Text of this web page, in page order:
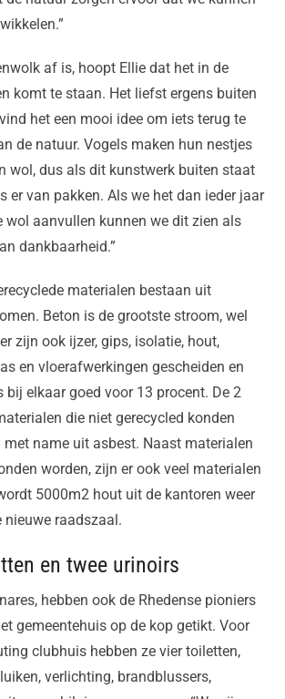
af is, hoopt Ellie dat het in de
komt te staan. Het liefst ergens buiten
het een mooi idee om iets terug te
de natuur. Vogels maken hun nestjes
wol, dus als dit kunstwerk buiten staat
er van pakken. Als we het dan ieder jaar
wol aanvullen kunnen we dit zien als
dankbaarheid.”
materialen bestaan uit
Beton is de grootste stroom, wel
zijn ook ijzer, gips, isolatie, hout,
en vloerafwerkingen gescheiden en
bij elkaar goed voor 13 procent. De 2
die niet gerecycled konden
met name uit asbest. Naast materialen
worden, zijn er ook veel materialen
5000m2 hout uit de kantoren weer
nieuwe raadszaal.
en twee urinoirs
hebben ook de Rhedense pioniers
gemeentehuis op de kop getikt. Voor
clubhuis hebben ze vier toiletten,
verlichting, brandblussers,